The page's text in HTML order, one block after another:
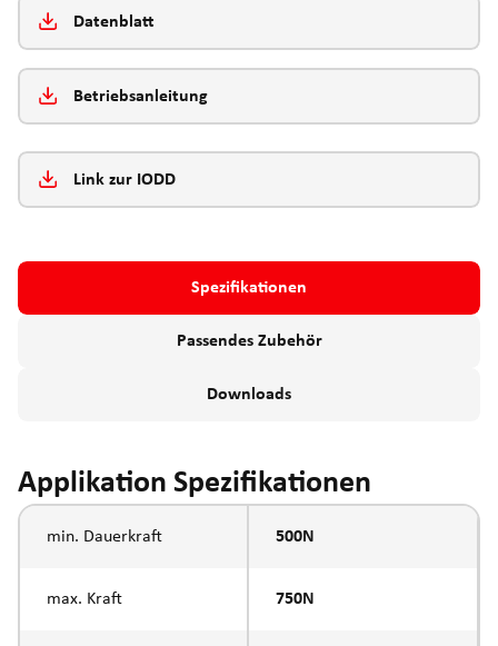
Datenblatt
Betriebsanleitung
Link zur IODD
Spezifikationen
Passendes Zubehör
Downloads
Applikation Spezifikationen
min. Dauerkraft 500N
max. Kraft 750N